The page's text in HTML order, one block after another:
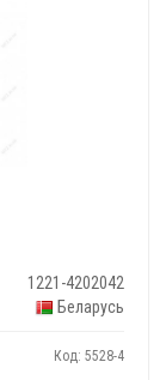
1221-4202042
Беларусь
Код: 5528-4